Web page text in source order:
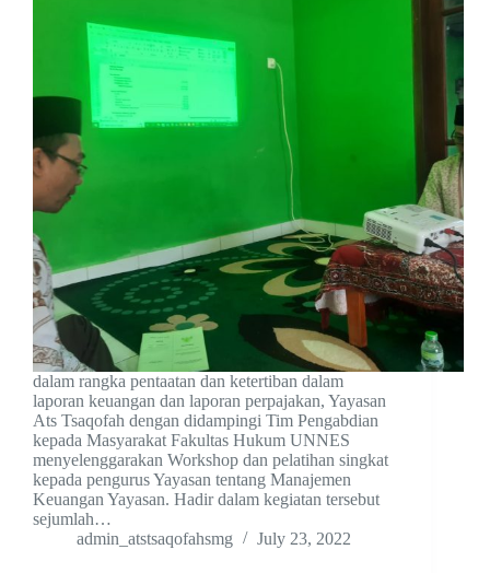
dalam rangka pentaatan dan ketertiban dalam
laporan keuangan dan laporan perpajakan, Yayasan
Ats Tsaqofah dengan didampingi Tim Pengabdian
kepada Masyarakat Fakultas Hukum UNNES
menyelenggarakan Workshop dan pelatihan singkat
kepada pengurus Yayasan tentang Manajemen
Keuangan Yayasan. Hadir dalam kegiatan tersebut
sejumlah…
admin_atstsaqofahsmg
July 23, 2022